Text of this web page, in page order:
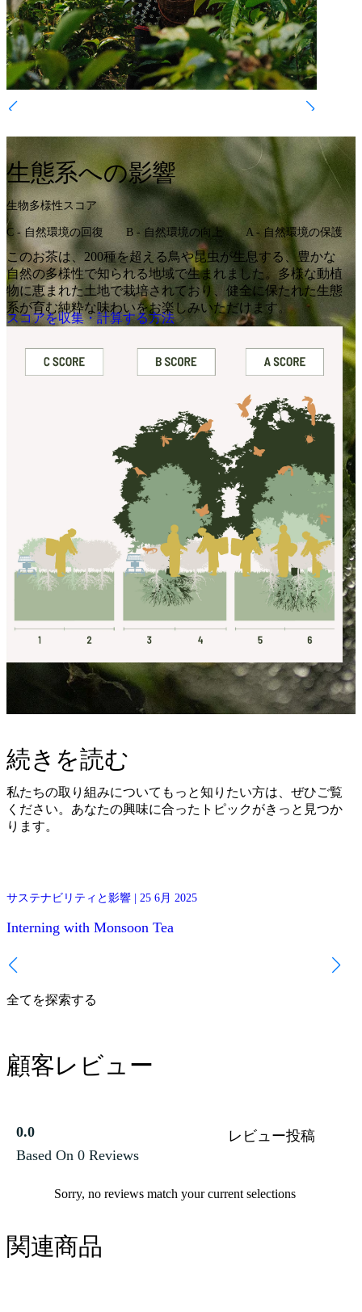
生態系への影響
生物多様性スコア
C - 自然環境の回復 B ‐ 自然環境の向上 A ‐ 自然環境の保護
このお茶は、200種を超える鳥や昆虫が生息する、豊かな
自然の多様性で知られる地域で生まれました。多様な動植
物に恵まれた土地で栽培されており、健全に保たれた生態
系が育む純粋な味わいをお楽しみいただけます。
スコアを収集・計算する方法
続きを読む
私たちの取り組みについてもっと知りたい方は、ぜひご覧
ください。あなたの興味に合ったトピックがきっと見つか
ります。
ISTOM in France, joining the team in Chiang Mai to do their
insight to their experience!
サステナビリティと影響 | 25 6月 2025
Interning with Monsoon Tea
全てを探索する
顧客レビュー
0.0
Based On 0 Reviews
レビュー投稿
Sorry, no reviews match your current selections
関連商品